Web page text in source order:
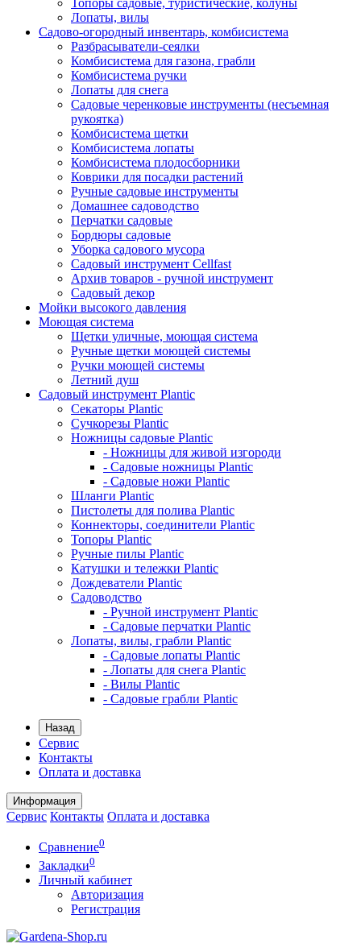
Топоры садовые, туристические, колуны
Лопаты, вилы
Садово-огородный инвентарь, комбисистема
Разбрасыватели-сеялки
Комбисистема для газона, грабли
Комбисистема ручки
Лопаты для снега
Садовые черенковые инструменты (несъемная
рукоятка)
Комбисистема щетки
Комбисистема лопаты
Комбисистема плодосборники
Коврики для посадки растений
Ручные садовые инструменты
Домашнее садоводство
Перчатки садовые
Бордюры садовые
Уборка садового мусора
Садовый инструмент Cellfast
Архив товаров - ручной инструмент
Садовый декор
Мойки высокого давления
Моющая система
Щетки уличные, моющая система
Ручные щетки моющей системы
Ручки моющей системы
Летний душ
Садовый инструмент Plantic
Секаторы Plantic
Сучкорезы Plantic
Ножницы садовые Plantic
- Ножницы для живой изгороди
- Садовые ножницы Plantic
- Садовые ножи Plantic
Шланги Plantic
Пистолеты для полива Plantic
Коннекторы, соединители Plantic
Топоры Plantic
Ручные пилы Plantic
Катушки и тележки Plantic
Дождеватели Plantic
Садоводство
- Ручной инструмент Plantic
- Садовые перчатки Plantic
Лопаты, вилы, грабли Plantic
- Садовые лопаты Plantic
- Лопаты для снега Plantic
- Вилы Plantic
- Садовые грабли Plantic
Назад
Сервис
Контакты
Оплата и доставка
Информация
Сервис Контакты Оплата и доставка
Сравнение0
Закладки0
Личный кабинет
Авторизация
Регистрация